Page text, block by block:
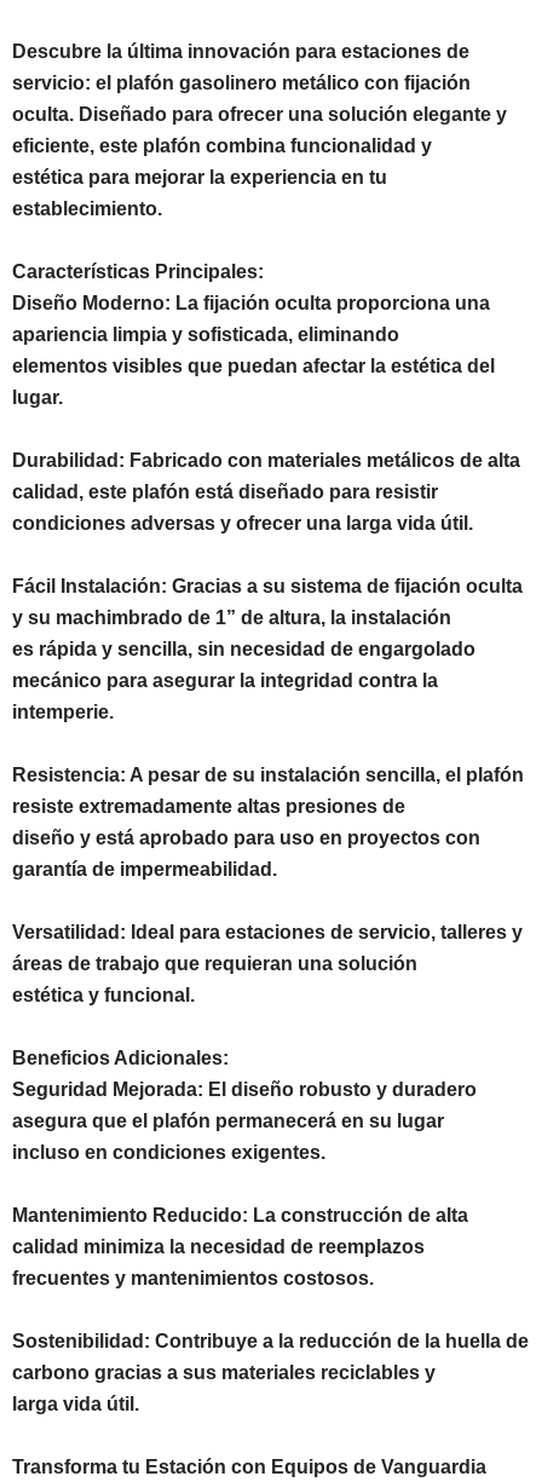
Descubre la última innovación para estaciones de
servicio: el plafón gasolinero metálico con fijación
oculta. Diseñado para ofrecer una solución elegante y
eficiente, este plafón combina funcionalidad y
estética para mejorar la experiencia en tu
establecimiento.
Características Principales:
Diseño Moderno: La fijación oculta proporciona una
apariencia limpia y sofisticada, eliminando
elementos visibles que puedan afectar la estética del
lugar.
Durabilidad: Fabricado con materiales metálicos de alta
calidad, este plafón está diseñado para resistir
condiciones adversas y ofrecer una larga vida útil.
Fácil Instalación: Gracias a su sistema de fijación oculta
y su machimbrado de 1” de altura, la instalación
es rápida y sencilla, sin necesidad de engargolado
mecánico para asegurar la integridad contra la
intemperie.
Resistencia: A pesar de su instalación sencilla, el plafón
resiste extremadamente altas presiones de
diseño y está aprobado para uso en proyectos con
garantía de impermeabilidad.
Versatilidad: Ideal para estaciones de servicio, talleres y
áreas de trabajo que requieran una solución
estética y funcional.
Beneficios Adicionales:
Seguridad Mejorada: El diseño robusto y duradero
asegura que el plafón permanecerá en su lugar
incluso en condiciones exigentes.
Mantenimiento Reducido: La construcción de alta
calidad minimiza la necesidad de reemplazos
frecuentes y mantenimientos costosos.
Sostenibilidad: Contribuye a la reducción de la huella de
carbono gracias a sus materiales reciclables y
larga vida útil.
Transforma tu Estación con Equipos de Vanguardia